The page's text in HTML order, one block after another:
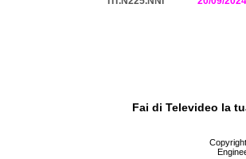
Fai di Televideo la